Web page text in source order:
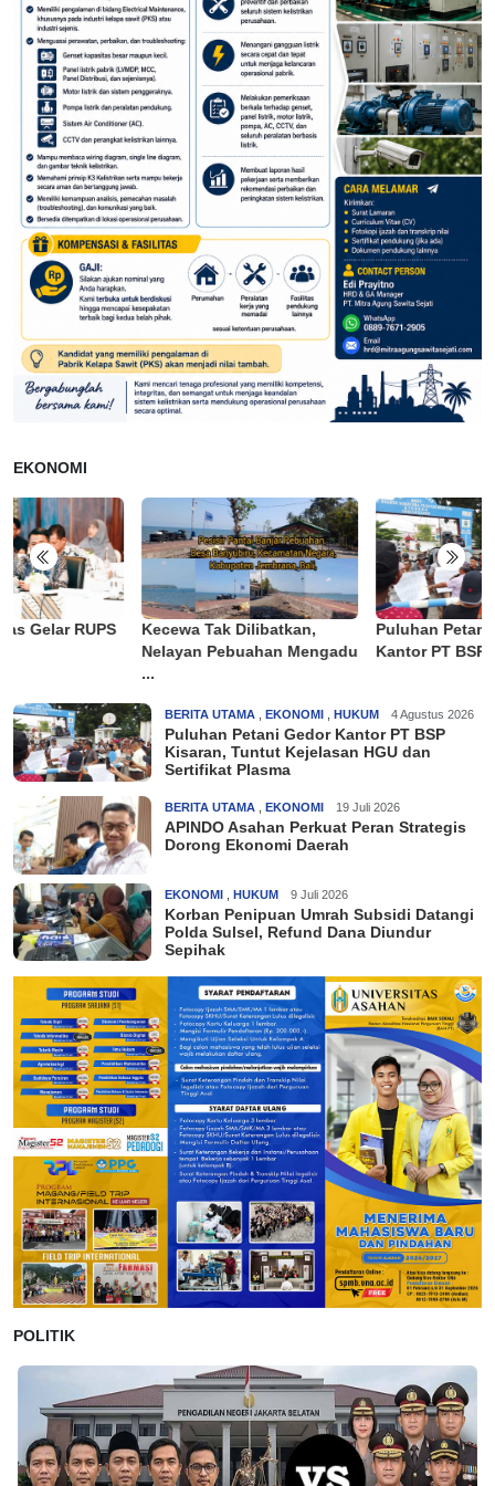
EKONOMI
Puluhan Petani Gedor
Kantor PT BSP ...
APINDO Asahan Perkuat
Peran Strategis Dorong ...
BERITA UTAMA EKONOMI HUKUM 4 Agustus 2026
Puluhan Petani Gedor Kantor PT BSP
Kisaran, Tuntut Kejelasan HGU dan
Sertifikat Plasma
BERITA UTAMA EKONOMI 19 Juli 2026
APINDO Asahan Perkuat Peran Strategis
Dorong Ekonomi Daerah
EKONOMI ,HUKUM 9 Juli 2026
Korban Penipuan Umrah Subsidi Datangi
Polda Sulsel, Refund Dana Diundur
Sepihak
POLITIK